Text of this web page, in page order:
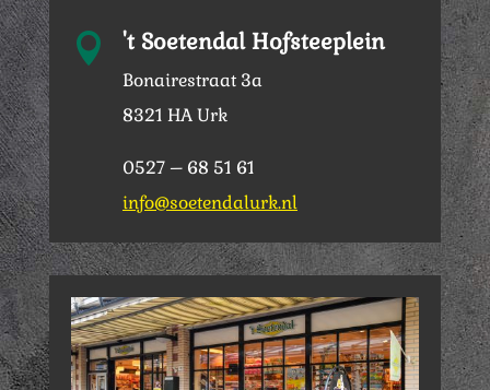
 't Soetendal Hofsteeplein
Bonairestraat 3a
8321 HA Urk
0527 – 68 51 61
info@soetendalurk.nl